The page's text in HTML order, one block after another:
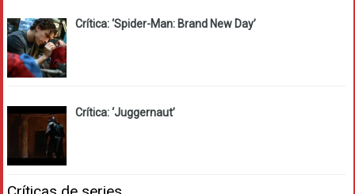
Crítica: ‘Spider-Man: Brand New Day’
Crítica: ‘Juggernaut’